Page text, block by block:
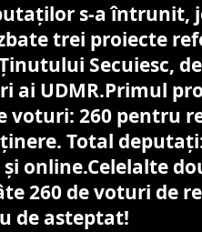
s-a întrunit,
trei proiecte
Secuiesc,
ai UDMR.Primul
voturi: 260 pentru
Total
online.Celelalte
260 de voturi de
de asteptat!